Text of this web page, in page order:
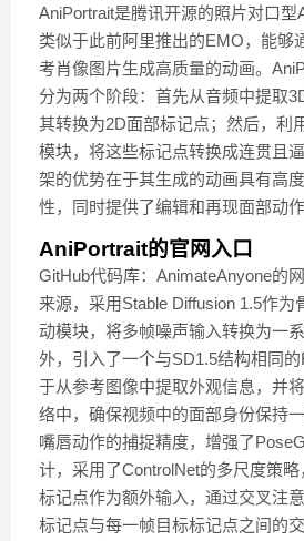
AniPortrait是腾讯开源的照片对口型
类似于此前阿里推出的EMO，能够
考肖像图片生成高质量的动画。
分为两个阶段：首先从音频中提取
其转换为2D面部标记点；然后，利
模块，将这些标记点转换成连贯且
架的优势在于其生成的动画具有高
性，同时提供了编辑和再现面部动作
AniPortrait的官网入口
GitHub代码库：AnimateAnyone的
来源，采用Stable Diffusion 1.5作为
动模块，将多帧噪声输入转换为一
外，引入了一个与SD1.5结构相同
于从参考图像中提取外观信息，并
络中，确保视频中的面部身份保持
嘴唇动作的捕捉精度，增强了
计，采用了ControlNet的多尺度策
标记点作为额外输入，通过交叉注
标记点与每一帧目标标记点之间的